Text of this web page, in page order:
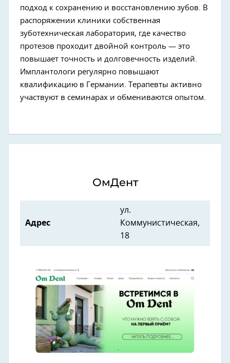
подход к сохранению и восстановлению зубов. В
распоряжении клиники собственная
зуботехническая лаборатория, где качество
протезов проходит двойной контроль — это
повышает точность и долговечность изделий.
Имплантологи регулярно повышают
квалификацию в Германии. Терапевты активно
участвуют в семинарах и обмениваются опытом.
ОмДент
Адрес
ул.
Коммунистическая,
18